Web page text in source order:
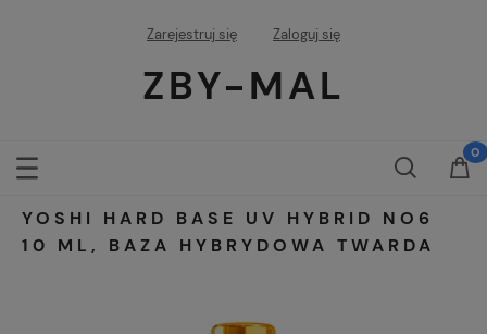
Zarejestruj się Zaloguj się
ZBY-MAL
YOSHI HARD BASE UV HYBRID NO6
10 ML, BAZA HYBRYDOWA TWARDA